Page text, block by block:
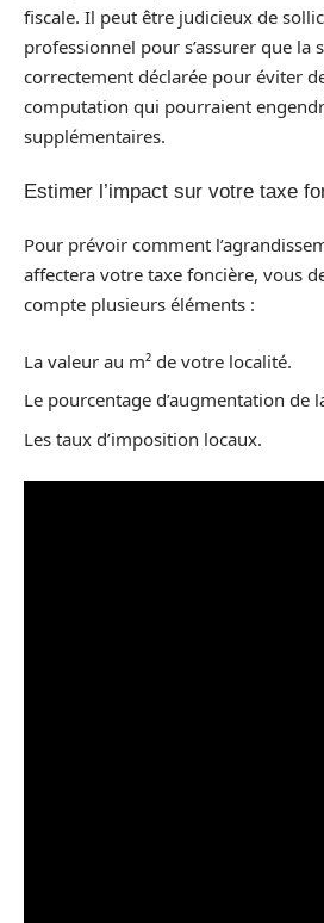
fiscale. Il peut être judicieux de
professionnel pour s’assurer que la
correctement déclarée pour éviter
computation qui pourraient
supplémentaires.
Estimer l’impact sur votre taxe
Pour prévoir comment
affectera votre taxe foncière, vous
compte plusieurs éléments :
La valeur au m² de votre localité.
Le pourcentage d’augmentation de
Les taux d’imposition locaux.